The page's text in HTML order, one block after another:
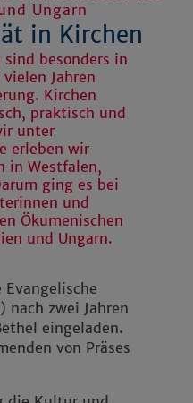
Ungarn
in Kirchen
besonders in
Jahren
Kirchen
praktisch und
unter
erleben wir
in Westfalen,
ging es bei
und
Ökumenischen
und Ungarn.
nach zwei Jahren
eingeladen.
von Präses